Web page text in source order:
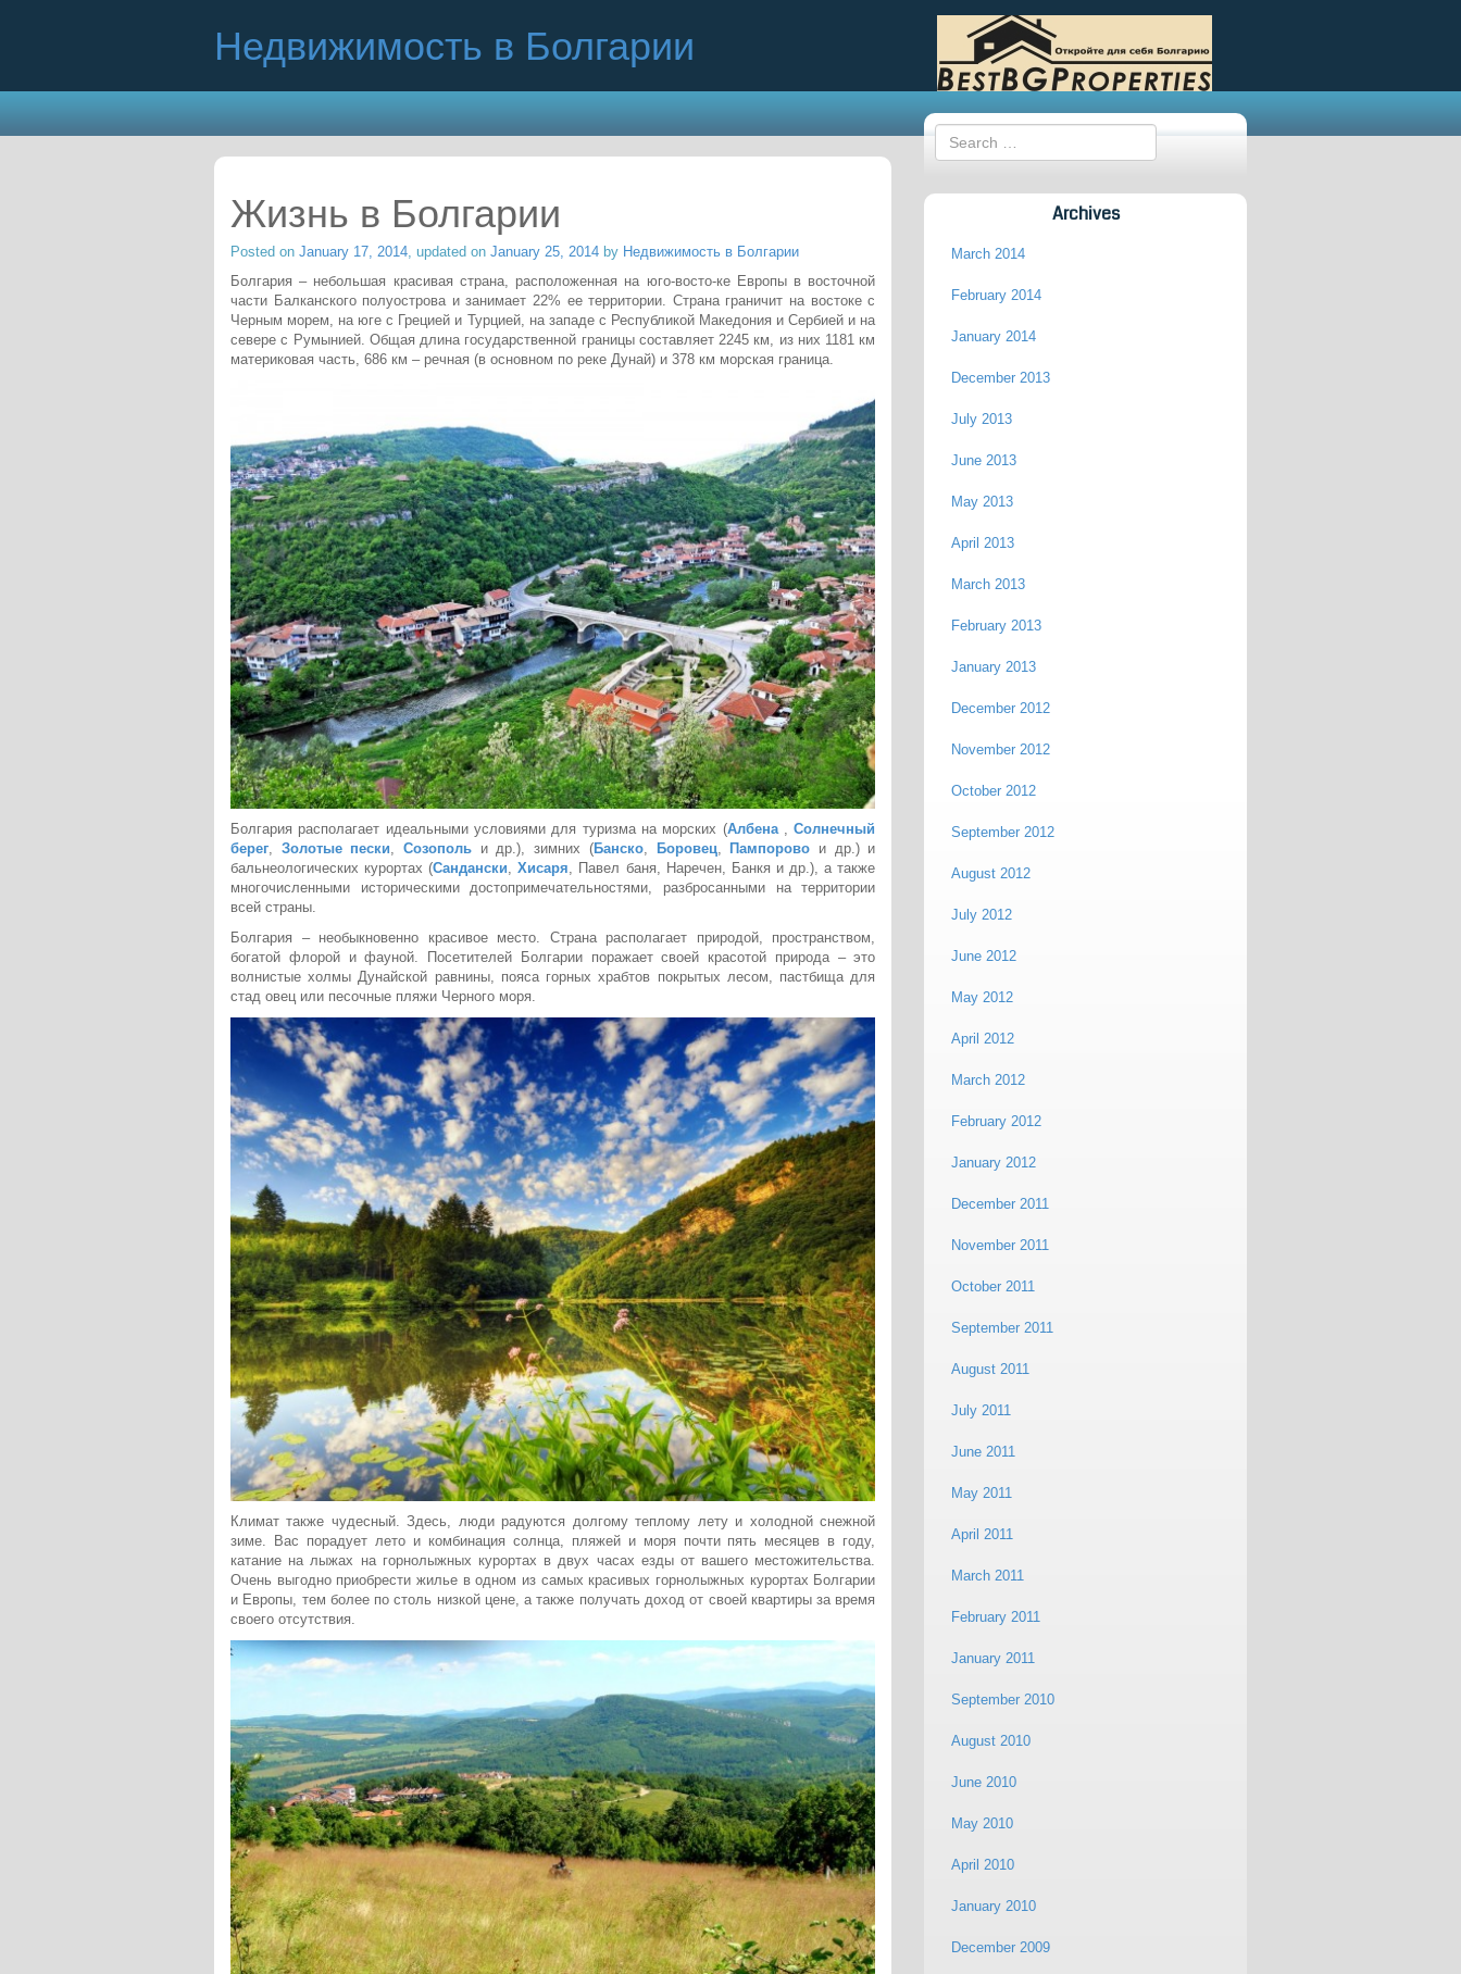
Недвижимость в Болгарии
Жизнь в Болгарии
Posted on January 17, 2014, updated on January 25, 2014 by Недвижимость в Болгарии
Болгария – небольшая красивая страна, расположенная на юго-восто-ке Европы в восточной
части Балканского полуострова и занимает 22% ее территории. Страна граничит на востоке с
Черным морем, на юге с Грецией и Турцией, на западе с Республикой Македония и Сербией и на
севере с Румынией. Общая длина государственной границы составляет 2245 км, из них 1181 км
материковая часть, 686 км – речная (в основном по реке Дунай) и 378 км морская граница.
Болгария располагает идеальными условиями для туризма на морских (Албена,Солнечный
берег
Золотые пески ,Созополь и др.), зимних (Банско, Боровец,Пампорово и др.) и
бальнеологических курортах (Сандански ,Хисаря , Павел баня, Наречен, Банкя и др.), а также
многочисленными историческими достопримечательностями, разбросанными на территории
всей страны.
Болгария – необыкновенно красивое место. Страна располагает природой, пространством,
богатой флорой и фауной. Посетителей Болгарии поражает своей красотой природа – это
волнистые холмы Дунайской равнины, пояса горных храбтов покрытых лесом, пастбища для
стад овец или песочные пляжи Черного моря.
Климат также чудесный. Здесь, люди радуются долгому теплому лету и холодной снежной
зиме. Вас порадует лето и комбинация солнца, пляжей и моря почти пять месяцев в году,
катание на лыжах на горнолыжных курортах в двух часах езды от вашего местожительства.
Очень выгодно приобрести жилье в одном из самых красивых горнолыжных курортах Болгарии
и Европы, тем более по столь низкой цене, а также получать доход от своей квартиры за время
своего отсутствия.
Archives
March 2014
February 2014
January 2014
December 2013
July 2013
June 2013
May 2013
April 2013
March 2013
February 2013
January 2013
December 2012
November 2012
October 2012
September 2012
August 2012
July 2012
June 2012
May 2012
April 2012
March 2012
February 2012
January 2012
December 2011
November 2011
October 2011
September 2011
August 2011
July 2011
June 2011
May 2011
April 2011
March 2011
February 2011
January 2011
September 2010
August 2010
June 2010
May 2010
April 2010
January 2010
December 2009